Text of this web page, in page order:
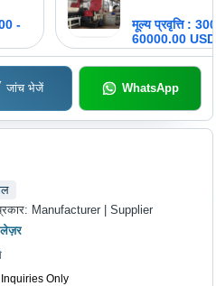
-
मूल्य प्रवृत्ति :
60000.00
जांच भेजें WhatsApp
Manufacturer | Supplier
Only